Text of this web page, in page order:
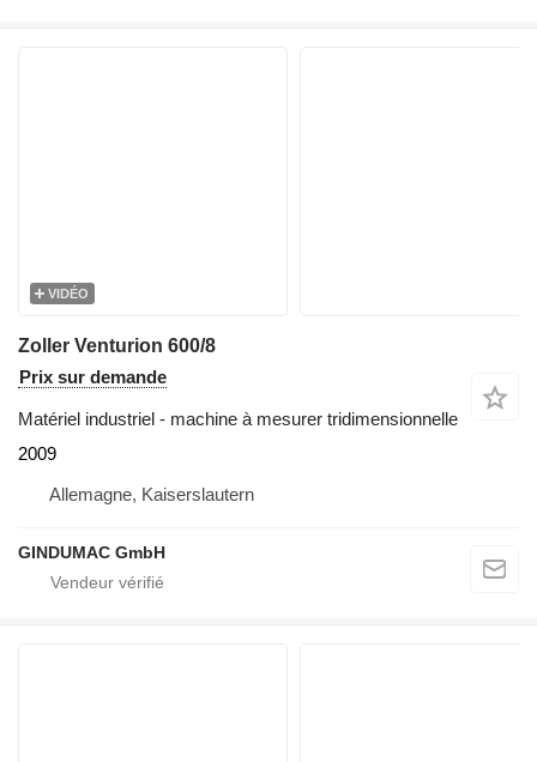
VIDÉO
Zoller Venturion 600/8
Prix sur demande
Matériel industriel - machine à mesurer tridimensionnelle
2009
Allemagne, Kaiserslautern
GINDUMAC GmbH